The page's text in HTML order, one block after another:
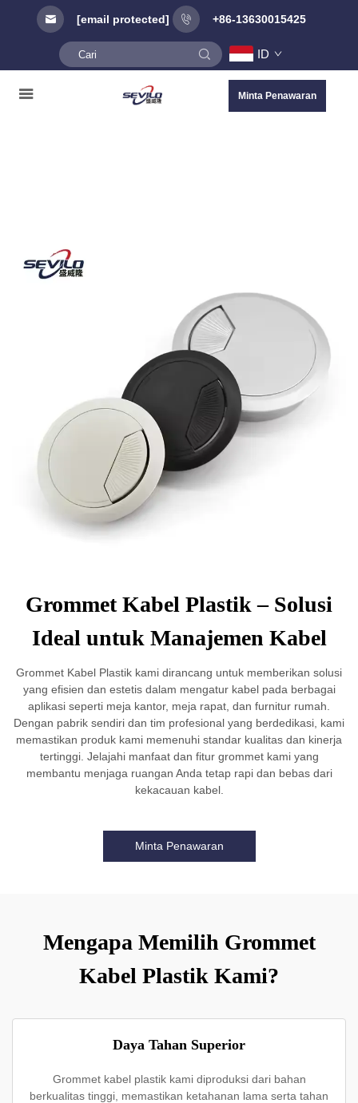
[email protected] +86-13630015425
ID
Minta Penawaran
Grommet Kabel Plastik – Solusi
Ideal untuk Manajemen Kabel
Grommet Kabel Plastik kami dirancang untuk memberikan solusi
yang efisien dan estetis dalam mengatur kabel pada berbagai
aplikasi seperti meja kantor, meja rapat, dan furnitur rumah.
Dengan pabrik sendiri dan tim profesional yang berdedikasi, kami
memastikan produk kami memenuhi standar kualitas dan kinerja
tertinggi. Jelajahi manfaat dan fitur grommet kami yang
membantu menjaga ruangan Anda tetap rapi dan bebas dari
kekacauan kabel.
Minta Penawaran
Mengapa Memilih Grommet
Kabel Plastik Kami?
Daya Tahan Superior
Grommet kabel plastik kami diproduksi dari bahan
berkualitas tinggi, memastikan ketahanan lama serta tahan